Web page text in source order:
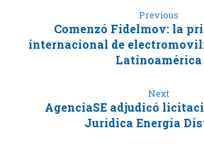
Previous
Comenzó Fidelmov: la
internacional de
Latinoamérica
Next
AgenciaSE adjudicó
Jurídica Energía